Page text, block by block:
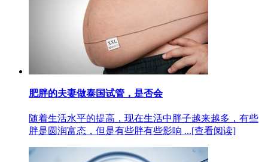
肥胖的夫妻做泰国试管，是否会
随着生活水平的提高，现在生活中胖子越来越多，有些
胖是圆润富态，但是有些胖有些影响 ...[查看阅读]